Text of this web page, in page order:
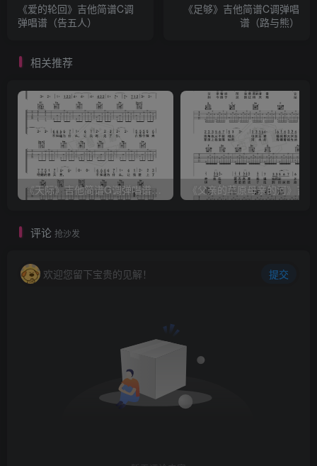
《爱的轮回》吉他简谱C调
弹唱谱（告五人）
《足够》吉他简谱C调弹唱
谱（路与熊）
相关推荐
《天际》吉他简谱G调弹唱谱（姜玉阳）
评论 抢沙发
欢迎您留下宝贵的见解！ 提交